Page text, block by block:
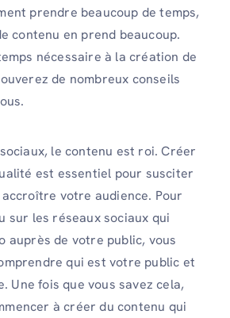
prendre beaucoup de temps,
contenu en prend beaucoup.
nécessaire à la création de
de nombreux conseils
le contenu est roi. Créer
est essentiel pour susciter
accroître votre audience. Pour
sur les réseaux sociaux qui
auprès de votre public, vous
qui est votre public et
Une fois que vous savez cela,
à créer du contenu qui